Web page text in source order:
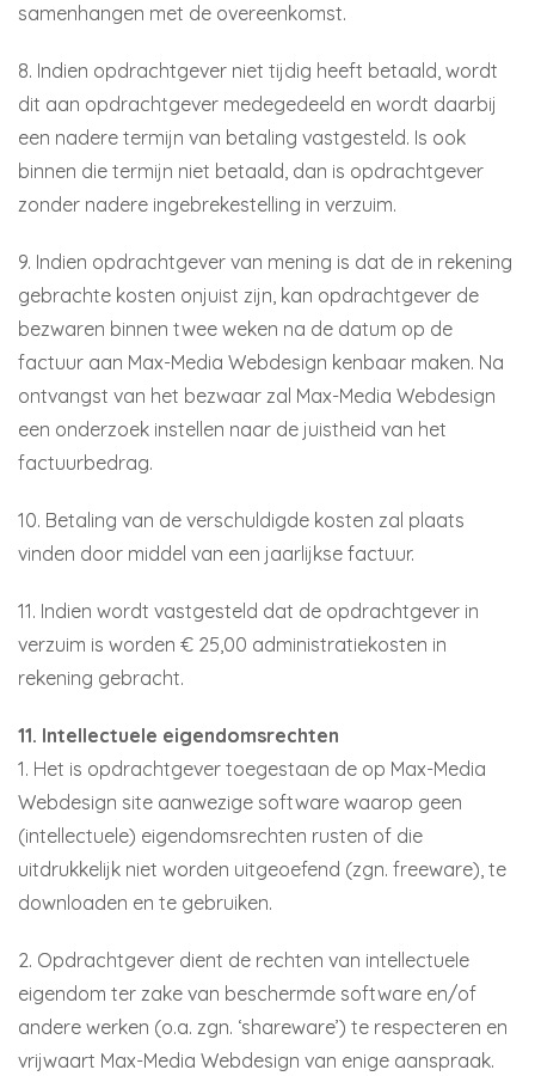
samenhangen met de overeenkomst.
8. Indien opdrachtgever niet tijdig heeft betaald, wordt
dit aan opdrachtgever medegedeeld en wordt daarbij
een nadere termijn van betaling vastgesteld. Is ook
binnen die termijn niet betaald, dan is opdrachtgever
zonder nadere ingebrekestelling in verzuim.
9. Indien opdrachtgever van mening is dat de in rekening
gebrachte kosten onjuist zijn, kan opdrachtgever de
bezwaren binnen twee weken na de datum op de
factuur aan Max-Media Webdesign kenbaar maken. Na
ontvangst van het bezwaar zal Max-Media Webdesign
een onderzoek instellen naar de juistheid van het
factuurbedrag.
10. Betaling van de verschuldigde kosten zal plaats
vinden door middel van een jaarlijkse factuur.
11. Indien wordt vastgesteld dat de opdrachtgever in
verzuim is worden € 25,00 administratiekosten in
rekening gebracht.
11. Intellectuele eigendomsrechten
1. Het is opdrachtgever toegestaan de op Max-Media
Webdesign site aanwezige software waarop geen
(intellectuele) eigendomsrechten rusten of die
uitdrukkelijk niet worden uitgeoefend (zgn. freeware), te
downloaden en te gebruiken.
2. Opdrachtgever dient de rechten van intellectuele
eigendom ter zake van beschermde software en/of
andere werken (o.a. zgn. ‘shareware’) te respecteren en
vrijwaart Max-Media Webdesign van enige aanspraak.